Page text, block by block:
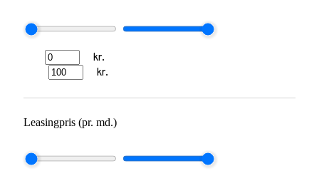
kr.
kr.
Leasingpris (pr. md.)